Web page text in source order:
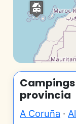
provincia
A Coruña ·